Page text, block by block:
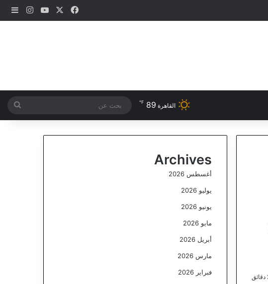
فيسبوك ‫YouTube
القاهرة 89
℉
عن
Archives
أغسطس 2026
يوليو 2026
يونيو 2026
مايو 2026
أبريل 2026
مارس 2026
فبراير 2026